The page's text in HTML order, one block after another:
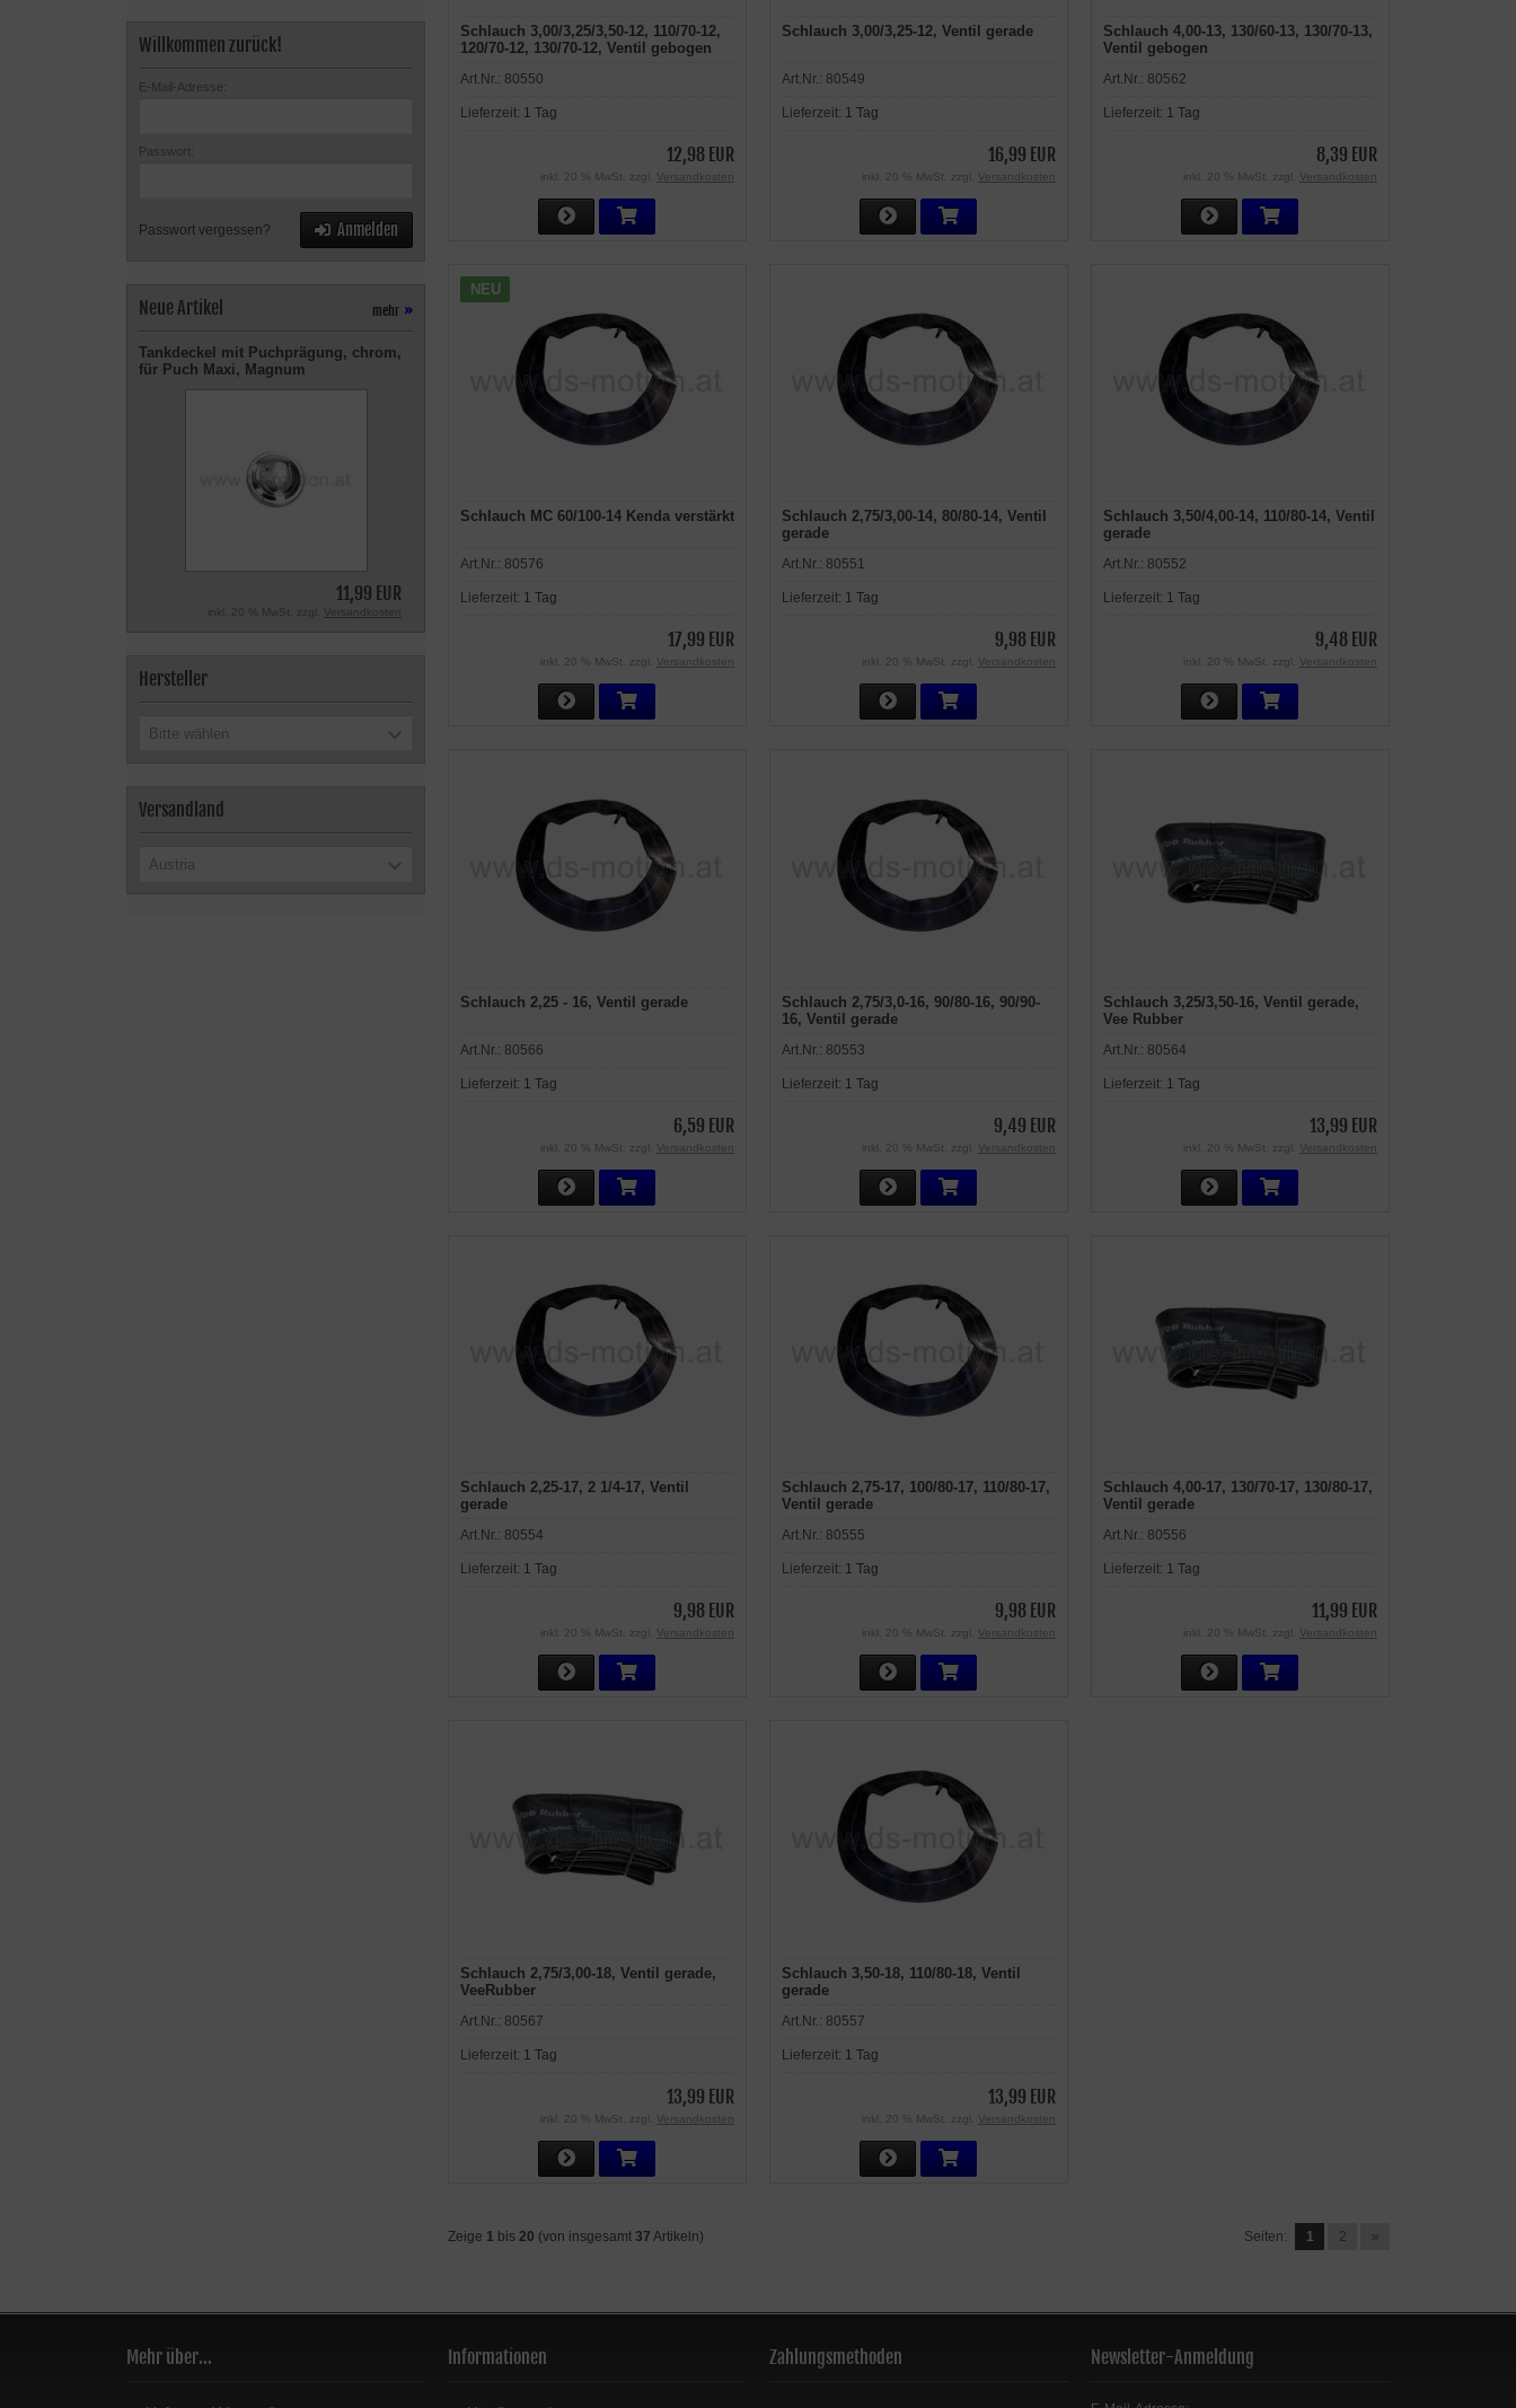
Schlauch 3,00/3,25/3,50-12, 110/70-12,
120/70-12, 130/70-12, Ventil gebogen
Art.Nr.: 80550
Lieferzeit: 1 Tag
12,98 EUR
inkl. 20 % MwSt. zzgl. Versandkosten
Schlauch 3,00/3,25-12, Ventil gerade
Art.Nr.: 80549
Lieferzeit: 1 Tag
16,99 EUR
inkl. 20 % MwSt. zzgl. Versandkosten
Schlauch 4,00-13, 130/60-13, 130/70-13,
Ventil gebogen
Art.Nr.: 80562
Lieferzeit: 1 Tag
8,39 EUR
inkl. 20 % MwSt. zzgl. Versandkosten
NEU
Schlauch MC 60/100-14 Kenda verstärkt
Art.Nr.: 80576
Lieferzeit: 1 Tag
17,99 EUR
inkl. 20 % MwSt. zzgl. Versandkosten
Schlauch 2,75/3,00-14, 80/80-14, Ventil
gerade
Art.Nr.: 80551
Lieferzeit: 1 Tag
9,98 EUR
inkl. 20 % MwSt. zzgl. Versandkosten
Schlauch 3,50/4,00-14, 110/80-14, Ventil
gerade
Art.Nr.: 80552
Lieferzeit: 1 Tag
9,48 EUR
inkl. 20 % MwSt. zzgl. Versandkosten
Schlauch 2,25 - 16, Ventil gerade
Art.Nr.: 80566
Lieferzeit: 1 Tag
6,59 EUR
inkl. 20 % MwSt. zzgl. Versandkosten
Schlauch 2,75/3,0-16, 90/80-16, 90/90-
16, Ventil gerade
Art.Nr.: 80553
Lieferzeit: 1 Tag
9,49 EUR
inkl. 20 % MwSt. zzgl. Versandkosten
Schlauch 3,25/3,50-16, Ventil gerade,
Vee Rubber
Art.Nr.: 80564
Lieferzeit: 1 Tag
13,99 EUR
inkl. 20 % MwSt. zzgl. Versandkosten
Schlauch 2,25-17, 2 1/4-17, Ventil
gerade
Art.Nr.: 80554
Lieferzeit: 1 Tag
9,98 EUR
inkl. 20 % MwSt. zzgl. Versandkosten
Schlauch 2,75-17, 100/80-17, 110/80-17,
Ventil gerade
Art.Nr.: 80555
Lieferzeit: 1 Tag
9,98 EUR
inkl. 20 % MwSt. zzgl. Versandkosten
Schlauch 4,00-17, 130/70-17, 130/80-17,
Ventil gerade
Art.Nr.: 80556
Lieferzeit: 1 Tag
11,99 EUR
inkl. 20 % MwSt. zzgl. Versandkosten
Schlauch 2,75/3,00-18, Ventil gerade,
VeeRubber
Art.Nr.: 80567
Lieferzeit: 1 Tag
13,99 EUR
inkl. 20 % MwSt. zzgl. Versandkosten
Schlauch 3,50-18, 110/80-18, Ventil
gerade
Art.Nr.: 80557
Lieferzeit: 1 Tag
13,99 EUR
inkl. 20 % MwSt. zzgl. Versandkosten
Zeige 1 bis 20 (von insgesamt 37 Artikeln) Seiten: 1 2 »
Willkommen zurück!
E-Mail-Adresse:
Passwort:
Passwort vergessen? Anmelden
Neue Artikel mehr »
Tankdeckel mit Puchprägung, chrom,
für Puch Maxi, Magnum
11,99 EUR
inkl. 20 % MwSt. zzgl. Versandkosten
Hersteller
Bitte wählen
Versandland
Austria
Mehr über... Informationen Zahlungsmethoden Newsletter-Anmeldung